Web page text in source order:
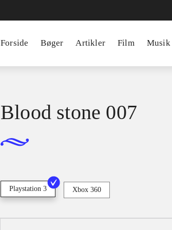
Forside Bøger Artikler Film Musik
Blood stone 007
Playstation 3 Xbox 360